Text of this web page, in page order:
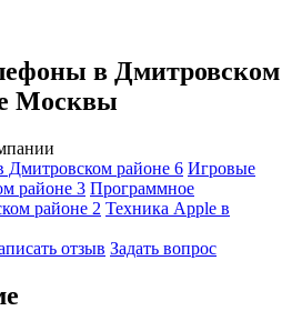
в Дмитровском
Москвы
Дмитровском районе 6 Игровые
районе 3 Программное
районе 2 Техника Apple в
отзыв Задать вопрос